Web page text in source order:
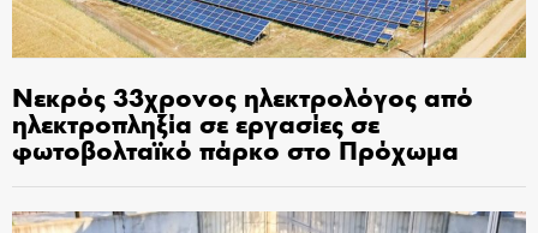
Νεκρός 33χρονος ηλεκτρολόγος από
ηλεκτροπληξία σε εργασίες σε
φωτοβολταϊκό πάρκο στο Πρόχωμα